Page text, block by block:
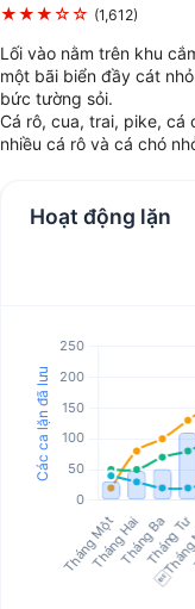
★★★☆☆ (1,612)
Lối vào nằm trên khu
một bãi biển đầy cát
bức tường sỏi.
Cá rô, cua, trai, pike, cá
nhiều cá rô và cá chó
Hoạt động lặn